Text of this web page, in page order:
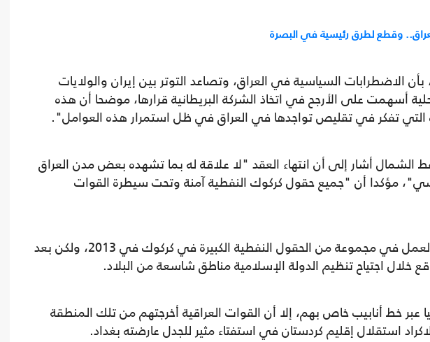
وقطع لطرق رئيسية في البصرة
الاضطرابات السياسية في العراق، وتصاعد التوتر بين إيران والولايات
أسهمت على الأرجح في اتخاذ الشركة البريطانية قرارها، موضحا أن هذه
التي تفكر في تقليص تواجدها في العراق في ظل استمرار هذه العوامل".
الشمال أشار إلى أن انتهاء العقد "لا علاقة له بما تشهده بعض مدن العراق
مؤكدا أن "جميع حقول كركوك النفطية آمنة وتحت سيطرة القوات
وكانت شركة بي بي بدأت العمل في مجموعة من الحقول النفطية الكبيرة في كركوك في 2013، ولكن بعد
خلال اجتياح تنظيم الدولة الإسلامية مناطق شاسعة من البلاد.
عبر خط أنابيب خاص بهم، إلا أن القوات العراقية أخرجتهم من تلك المنطقة